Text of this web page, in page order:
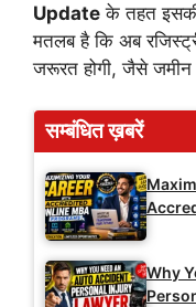
Update के तहत इसकी
मतलब है कि अब
जरूरत होगी, जैसे जमीन
सम्बंधित ख़बरें
Why